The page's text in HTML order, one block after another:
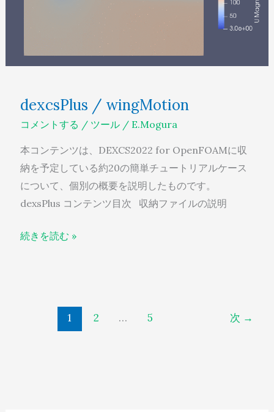
dexcsPlus / wingMotion
コメントする / ツール/ E.Mogura
本コンテンツは、DEXCS2022 for OpenFOAMに収
納を予定している約20の簡単チュートリアルケース
について、個別の概要を説明したものです。
dexsPlus コンテンツ目次 収納ファイルの説明
続きを読む »
1 2 … 5 次 →